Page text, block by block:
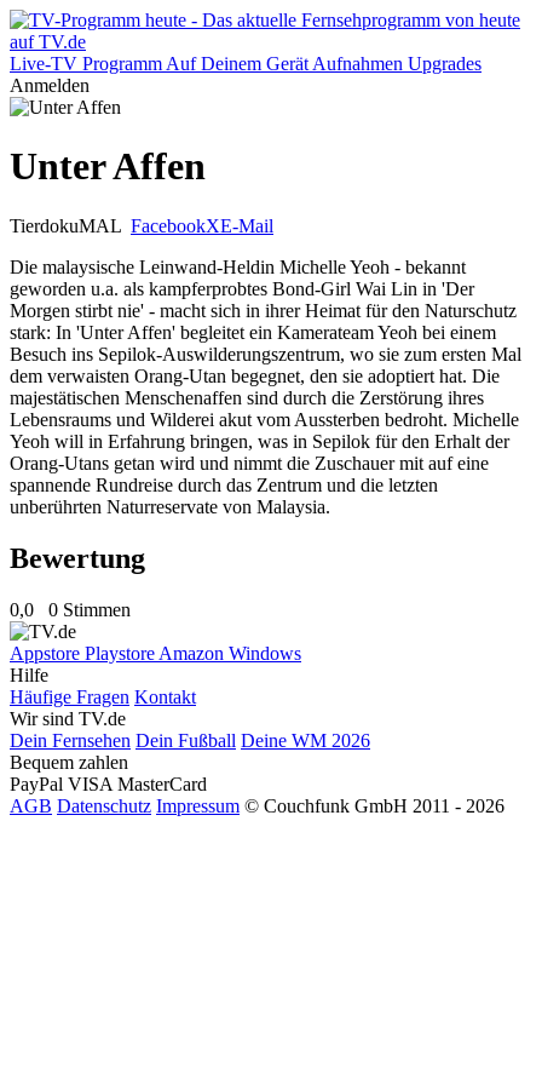
Live-TV Programm Auf Deinem Gerät Aufnahmen Upgrades
Anmelden
Unter Affen
TierdokuMAL FacebookXE-Mail
Die malaysische Leinwand-Heldin Michelle Yeoh - bekannt
geworden u.a. als kampferprobtes Bond-Girl Wai Lin in 'Der
Morgen stirbt nie' - macht sich in ihrer Heimat für den Naturschutz
stark: In 'Unter Affen' begleitet ein Kamerateam Yeoh bei einem
Besuch ins Sepilok-Auswilderungszentrum, wo sie zum ersten Mal
dem verwaisten Orang-Utan begegnet, den sie adoptiert hat. Die
majestätischen Menschenaffen sind durch die Zerstörung ihres
Lebensraums und Wilderei akut vom Aussterben bedroht. Michelle
Yeoh will in Erfahrung bringen, was in Sepilok für den Erhalt der
Orang-Utans getan wird und nimmt die Zuschauer mit auf eine
spannende Rundreise durch das Zentrum und die letzten
unberührten Naturreservate von Malaysia.
Bewertung
0,0 0 Stimmen
Appstore Playstore Amazon Windows
Hilfe
Häufige Fragen Kontakt
Wir sind TV.de
Dein Fernsehen Dein Fußball Deine WM 2026
Bequem zahlen
PayPal VISA MasterCard
AGB Datenschutz Impressum © Couchfunk GmbH 2011 - 2026